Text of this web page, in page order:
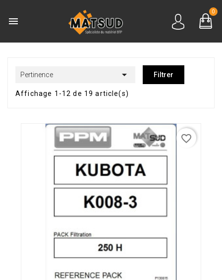

0
Pertinence  Filtrer
Affichage 1-12 de 19 article(s)
favorite_border